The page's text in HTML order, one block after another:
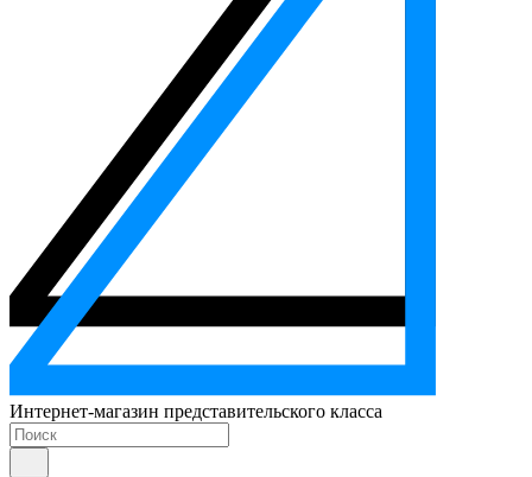
Интернет-магазин представительского класса